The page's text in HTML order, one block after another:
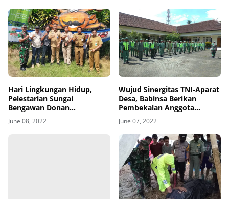
Hari Lingkungan Hidup,
Pelestarian Sungai
Bengawan Donan
Disosialisasikan
June 08, 2022
Wujud Sinergitas TNI-Aparat
Desa, Babinsa Berikan
Pembekalan Anggota
Linmas
June 07, 2022